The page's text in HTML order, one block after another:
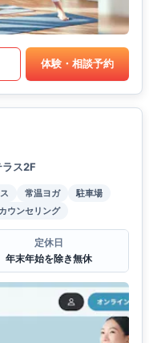
体験・相談予約
ス2F
常温ヨガ
駐車場
ウンセリング
定休日
年末年始を除き無休